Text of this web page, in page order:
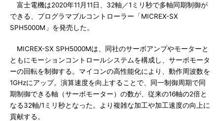
富士電機は2020年11月11日、32軸／1ミリ秒で多軸同期制御が
できる、プログラマブルコントローラー「MICREX-SX
SPH5000M」を発売した。
MICREX-SX SPH5000Mは、同社のサーボアンプやモーターと
ともにモーションコントロールシステムを構成し、サーボモータ
ーの回転を制御する。マイコンの高性能化により、動作周波数を
1GHzにアップ。演算速度を向上することで、同一制御周期で同
期制御できる軸（サーボモーター）の数が、従来の16軸の2倍と
なる32軸/1ミリ秒となった。より複雑な加工や加工速度の向上に
貢献する。